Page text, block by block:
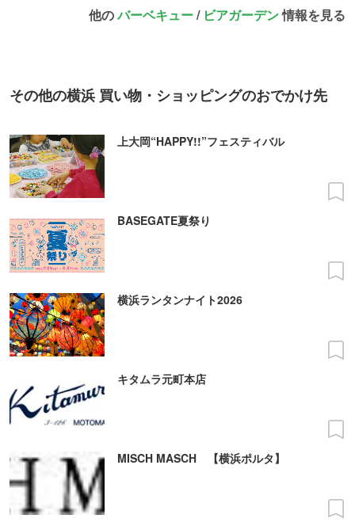
他のバーベキュー/ ビアガーデン情報を見る
その他の横浜 買い物・ショッピングのおでかけ先
上大岡“HAPPY!!”フェスティバル
BASEGATE夏祭り
横浜ランタンナイト2026
キタムラ元町本店
MISCH MASCH 【横浜ポルタ】